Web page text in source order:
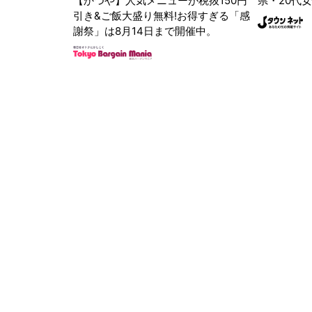
引き&ご飯大盛り無料!お得すぎる「感
謝祭」は8月14日まで開催中。